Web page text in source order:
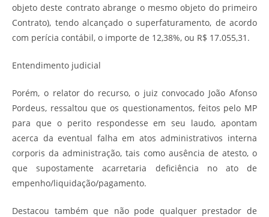
objeto deste contrato abrange o mesmo objeto do primeiro
Contrato), tendo alcançado o superfaturamento, de acordo
com perícia contábil, o importe de 12,38%, ou R$ 17.055,31.
Entendimento judicial
Porém, o relator do recurso, o juiz convocado João Afonso
Pordeus, ressaltou que os questionamentos, feitos pelo MP
para que o perito respondesse em seu laudo, apontam
acerca da eventual falha em atos administrativos interna
corporis da administração, tais como ausência de atesto, o
que supostamente acarretaria deficiência no ato de
empenho/liquidação/pagamento.
Destacou também que não pode qualquer prestador de